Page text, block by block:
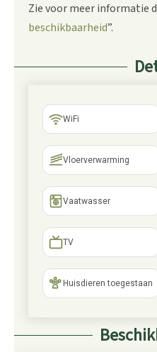
Zie voor meer informatie
beschikbaarheid”.
WiFi
Vloerverwarming
Vaatwasser
TV
Huisdieren toegestaan